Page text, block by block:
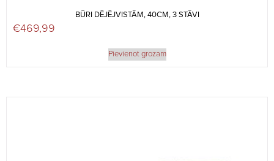
BŪRI DĒJĒJVISTĀM, 40CM, 3 STĀVI
€469,99
Pievienot grozam